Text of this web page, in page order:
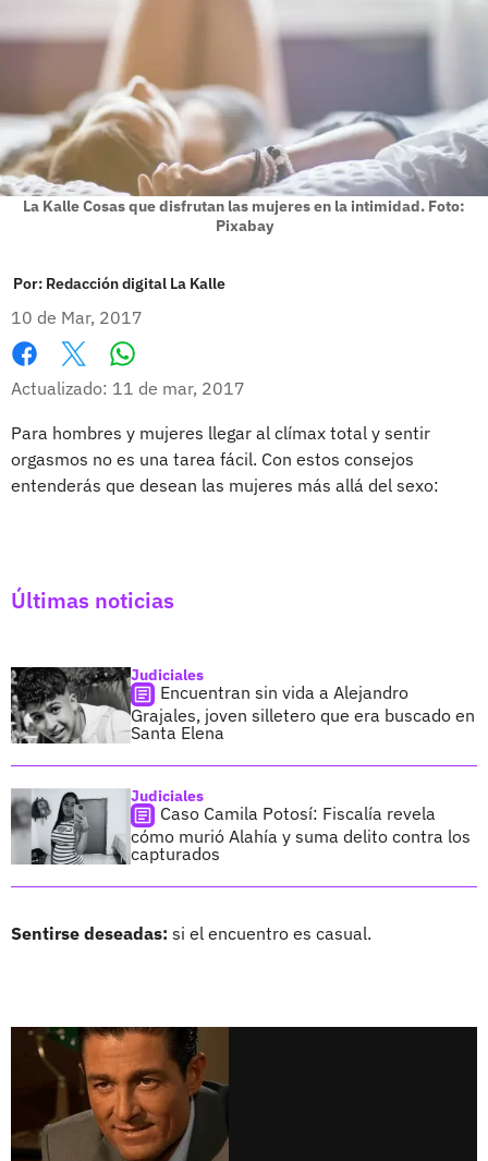
La Kalle Cosas que disfrutan las mujeres en la intimidad. Foto:
Pixabay
Por: Redacción digital La Kalle
10 de Mar, 2017
Facebook
X
Actualizado: 11 de mar, 2017
Para hombres y mujeres llegar al clímax total y sentir
orgasmos no es una tarea fácil. Con estos consejos
entenderás que desean las mujeres más allá del sexo:
Últimas noticias
Judiciales
Encuentran sin vida a Alejandro
Grajales, joven silletero que era buscado en
Santa Elena
Judiciales
Caso Camila Potosí: Fiscalía revela
cómo murió Alahía y suma delito contra los
capturados
Sentirse deseadas: si el encuentro es casual.